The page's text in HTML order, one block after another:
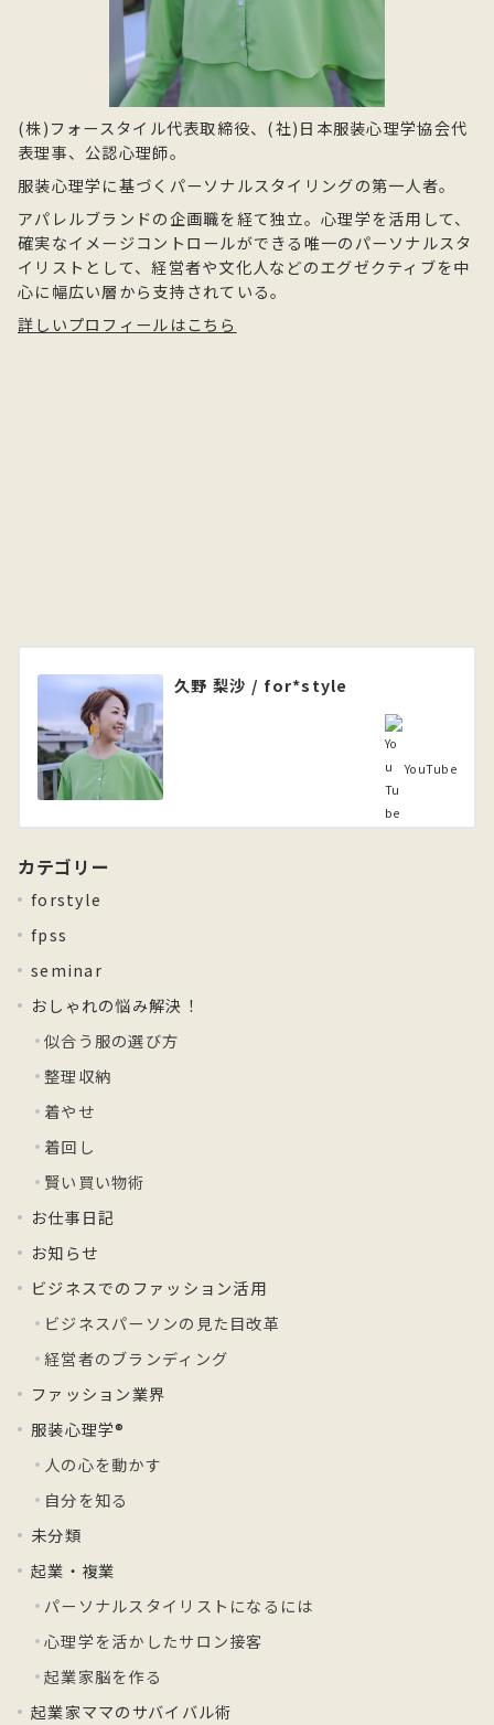
(株)フォースタイル代表取締役、(社)日本服装心理学協会代
表理事、公認心理師。
服装心理学に基づくパーソナルスタイリングの第一人者。
アパレルブランドの企画職を経て独立。心理学を活用して、
確実なイメージコントロールができる唯一のパーソナルスタ
イリストとして、経営者や文化人などのエグゼクティブを中
心に幅広い層から支持されている。
詳しいプロフィールはこちら
久野 梨沙 / for*style
YouTube
カテゴリー
forstyle
fpss
seminar
おしゃれの悩み解決！
似合う服の選び方
整理収納
着やせ
着回し
賢い買い物術
お仕事日記
お知らせ
ビジネスでのファッション活用
ビジネスパーソンの見た目改革
経営者のブランディング
ファッション業界
服装心理学®
人の心を動かす
自分を知る
未分類
起業・複業
パーソナルスタイリストになるには
心理学を活かしたサロン接客
起業家脳を作る
起業家ママのサバイバル術